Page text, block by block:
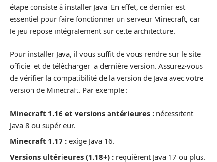
étape consiste à installer Java. En effet, ce dernier est
essentiel pour faire fonctionner un serveur Minecraft, car
le jeu repose intégralement sur cette architecture.
Pour installer Java, il vous suffit de vous rendre sur le site
officiel et de télécharger la dernière version. Assurez-vous
de vérifier la compatibilité de la version de Java avec votre
version de Minecraft. Par exemple :
Minecraft 1.16 et versions antérieures : nécessitent
Java 8 ou supérieur.
Minecraft 1.17 : exige Java 16.
Versions ultérieures (1.18+) : requièrent Java 17 ou plus.